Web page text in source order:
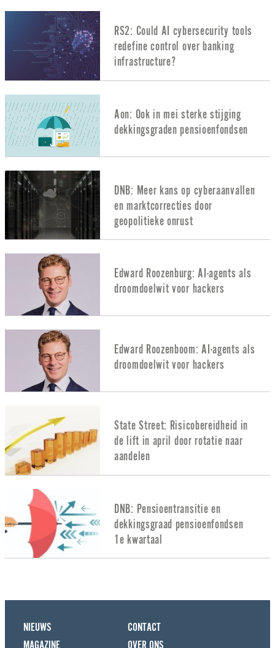
RS2: Could AI cybersecurity tools
redefine control over banking
infrastructure?
Aon: Ook in mei sterke stijging
dekkingsgraden pensioenfondsen
DNB: Meer kans op cyberaanvallen
en marktcorrecties door
geopolitieke onrust
Edward Roozenburg: AI-agents als
droomdoelwit voor hackers
Edward Roozenboom: AI-agents als
droomdoelwit voor hackers
State Street: Risicobereidheid in
de lift in april door rotatie naar
aandelen
DNB: Pensioentransitie en
dekkingsgraad pensioenfondsen
1e kwartaal
NIEUWS
MAGAZINE
CONTACT
OVER ONS